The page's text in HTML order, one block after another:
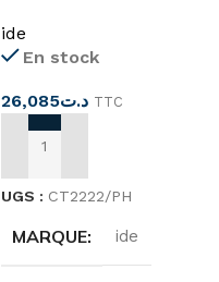
ide
En stock
د.ت26,085 TTC
AJOUTER AU PANIER
UGS : CT2222/PH
MARQUE ide